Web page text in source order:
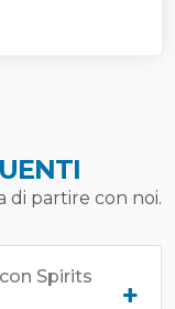
di partire con noi.
Spirits